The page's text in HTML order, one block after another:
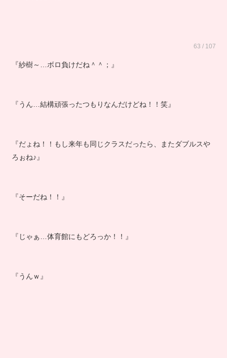
63 / 107
『紗樹～…ボロ負けだね＾＾；』
『うん…結構頑張ったつもりなんだけどね！！笑』
『だょね！！もし来年も同じクラスだったら、またダブルスや
ろぉね♪』
『そーだね！！』
『じゃぁ…体育館にもどろっか！！』
『うんｗ』